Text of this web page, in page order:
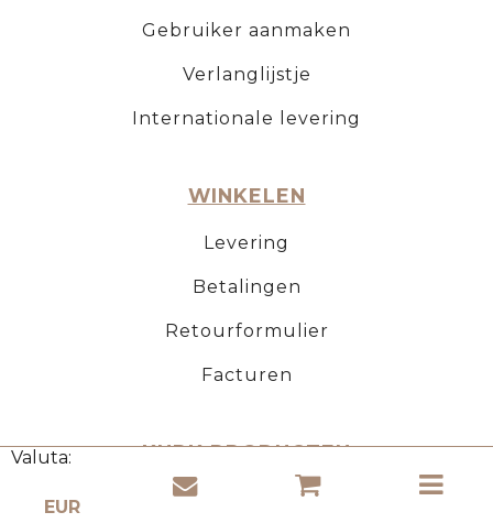
Valuta:
Gebruiker aanmaken
Verlanglijstje
Internationale levering
WINKELEN
Levering
Betalingen
Retourformulier
Facturen
KURK PRODUCTEN
Over natuurkurk